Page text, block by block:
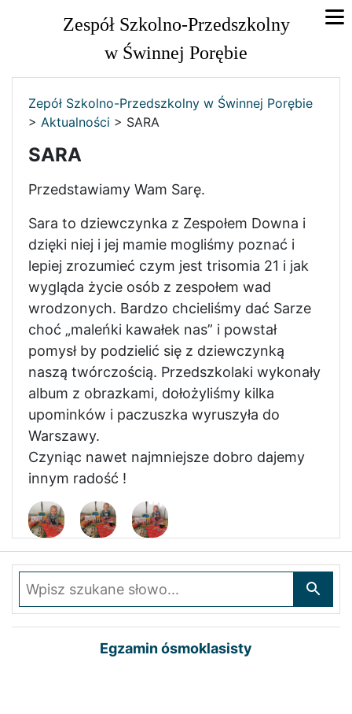
Zespół Szkolno-Przedszkolny
w Świnnej Porębie
Zepół Szkolno-Przedszkolny w Świnnej Porębie
> Aktualności > SARA
SARA
Przedstawiamy Wam Sarę.
Sara to dziewczynka z Zespołem Downa i
dzięki niej i jej mamie mogliśmy poznać i
lepiej zrozumieć czym jest trisomia 21 i jak
wygląda życie osób z zespołem wad
wrodzonych. Bardzo chcieliśmy dać Sarze
choć „maleńki kawałek nas” i powstał
pomysł by podzielić się z dziewczynką
naszą twórczością. Przedszkolaki wykonały
album z obrazkami, dołożyliśmy kilka
upominków i paczuszka wyruszyła do
Warszawy.
Czyniąc nawet najmniejsze dobro dajemy
innym radość !
Wpisz szukane słowo
Egzamin ósmoklasisty